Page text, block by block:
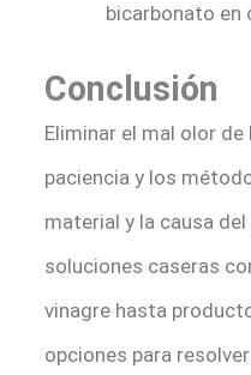
bicarbonato en
Conclusión
Eliminar el mal olor
paciencia y los
material y la causa
soluciones caseras
vinagre hasta
opciones para